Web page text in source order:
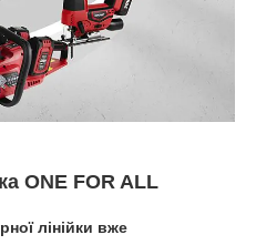
ONE FOR ALL
лінійки вже